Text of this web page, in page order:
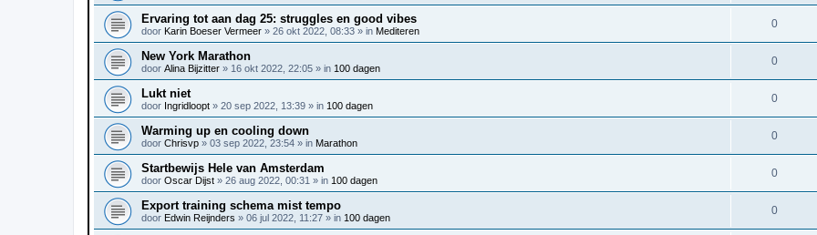
Ervaring tot aan dag 25: struggles en good vibes
door Karin Boeser Vermeer » 26 okt 2022, 08:33 » in Mediteren
0
New York Marathon
door Alina Bijzitter » 16 okt 2022, 22:05 » in 100 dagen
0
Lukt niet
door Ingridloopt » 20 sep 2022, 13:39 » in 100 dagen
0
Warming up en cooling down
door Chrisvp » 03 sep 2022, 23:54 » in Marathon
0
Startbewijs Hele van Amsterdam
door Oscar Dijst » 26 aug 2022, 00:31 » in 100 dagen
0
Export training schema mist tempo
door Edwin Reijnders » 06 jul 2022, 11:27 » in 100 dagen
0